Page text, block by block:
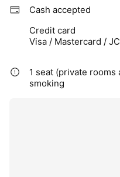
Cash accepted
Credit card
Visa / Mastercard /
1 seat (private rooms
smoking